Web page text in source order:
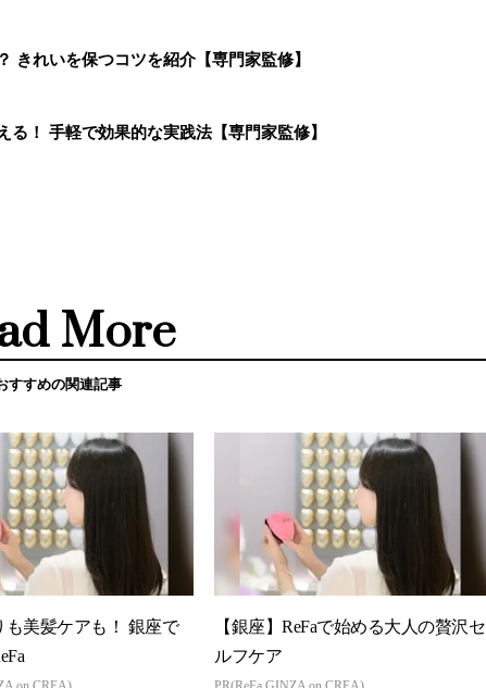
きれいを保つコツを紹介【専門家監修】
！ 手軽で効果的な実践法【専門家監修】
More
すすめの関連記事
も美髪ケアも！ 銀座で
【銀座】ReFaで始める大人の贅沢セ
ルフケア